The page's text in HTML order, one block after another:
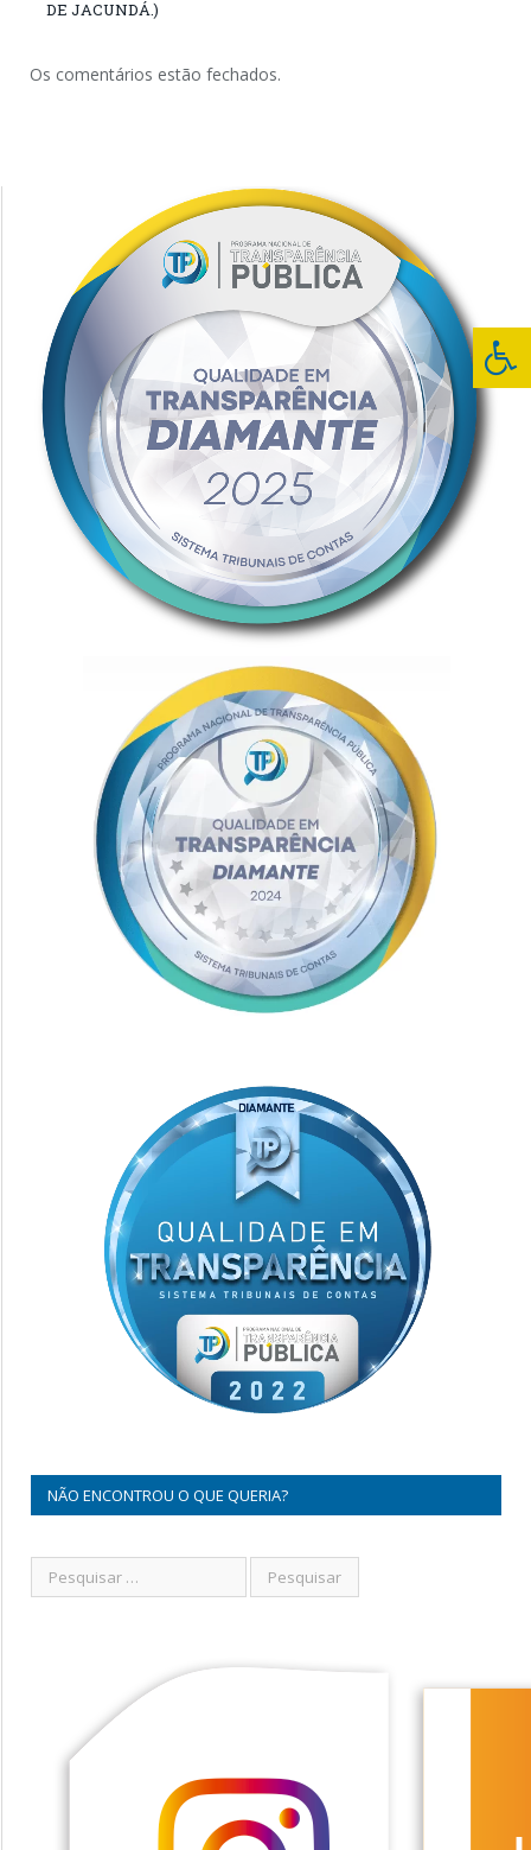
DE JACUNDÁ.)
Os comentários estão fechados.
NÃO ENCONTROU O QUE QUERIA?